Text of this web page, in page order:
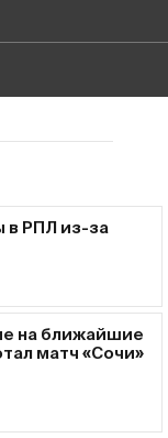
в РПЛ из-за
на ближайшие
матч «Сочи»